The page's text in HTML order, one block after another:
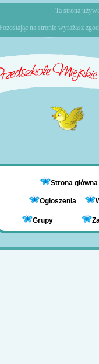
Strona główna
Ogłoszenia
Grupy
Ta strona
Pozostając na stronie wyrażasz